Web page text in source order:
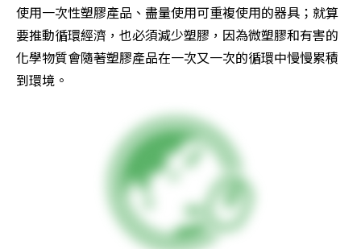
使用一次性塑膠產品、盡量使用可重複使用的器具；就算
要推動循環經濟，也必須減少塑膠，因為微塑膠和有害的
化學物質會隨著塑膠產品在一次又一次的循環中慢慢累積
到環境。